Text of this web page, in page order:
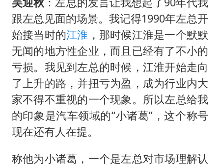
跟左总见面的场景。我记得1990年左总开
始接当时的江淮 ，那时候江淮是一个默默
无闻的地方性企业，而且已经有了不小的
亏损。我见到左总的时候，江淮开始走向
了上升的路，并扭亏为盈，成为行业内大
家不得不重视的一个现象。所以左总给我
的印象是汽车领域的“小诸葛”，这个称号
现在还有人在提。
称他为小诸葛，一个是左总对市场理解认